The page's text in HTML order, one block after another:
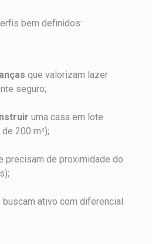
bem definidos:
que valorizam lazer
seguro;
uma casa em lote
200 m²);
precisam de proximidade do
buscam ativo com diferencial